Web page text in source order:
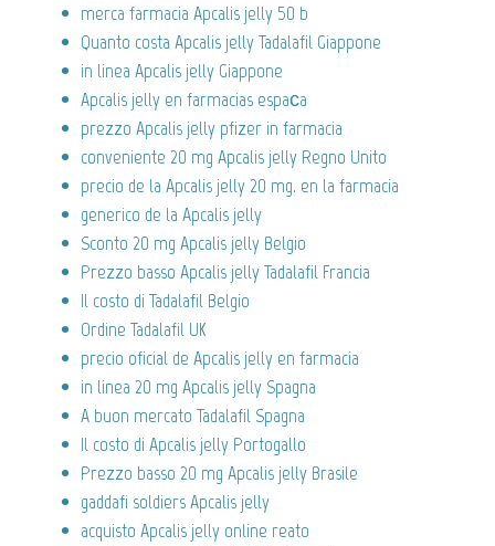
merca farmacia Apcalis jelly 50 b
Quanto costa Apcalis jelly Tadalafil Giappone
in linea Apcalis jelly Giappone
Apcalis jelly en farmacias espaсa
prezzo Apcalis jelly pfizer in farmacia
conveniente 20 mg Apcalis jelly Regno Unito
precio de la Apcalis jelly 20 mg. en la farmacia
generico de la Apcalis jelly
Sconto 20 mg Apcalis jelly Belgio
Prezzo basso Apcalis jelly Tadalafil Francia
Il costo di Tadalafil Belgio
Ordine Tadalafil UK
precio oficial de Apcalis jelly en farmacia
in linea 20 mg Apcalis jelly Spagna
A buon mercato Tadalafil Spagna
Il costo di Apcalis jelly Portogallo
Prezzo basso 20 mg Apcalis jelly Brasile
gaddafi soldiers Apcalis jelly
acquisto Apcalis jelly online reato